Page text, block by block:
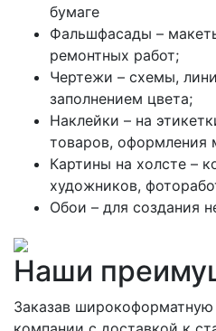
бумаге
Фальшфасады –
ремонтных работ;
Чертежи – схемы,
заполнением цвета;
Наклейки – на
товаров, оформления
Картины на холсте –
художников,
Обои – для создания
Наши
Заказав широкоформатную